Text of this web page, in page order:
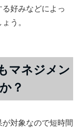
好みなどによっ
う。
マネジメン
？
が対象なので短時間